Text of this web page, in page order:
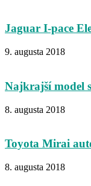
Jaguar I-pace
9. augusta 2018
Najkrajší model
8. augusta 2018
Toyota Mirai
8. augusta 2018